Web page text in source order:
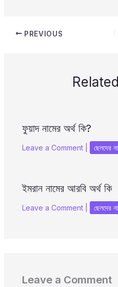
PREVIOUS
ফুয়াদ নামের অর্থ কি?
Leave a Comment ছেলদের
ইমরান নামের আরবি অর্থ কি
Leave a Comment ছেলদের
Leave a Comment